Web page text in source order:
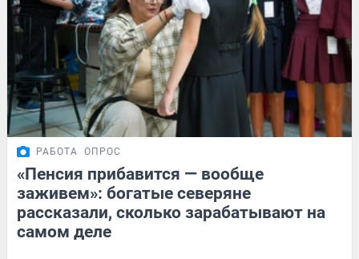
РАБОТА ОПРОС
«Пенсия прибавится — вообще
заживем»: богатые северяне
рассказали, сколько зарабатывают на
самом деле